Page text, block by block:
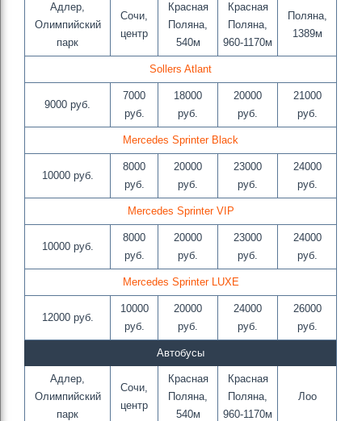
Адлер,
Олимпийский
парк
Сочи,
центр
Красная
Поляна,
540м
Красная
Поляна,
960-1170м
Поляна,
1389м
Sollers Atlant
9000 руб.
7000
руб.
18000
руб.
20000
руб.
21000
руб.
Mercedes Sprinter Black
10000 руб.
8000
руб.
20000
руб.
23000
руб.
24000
руб.
Mercedes Sprinter VIP
10000 руб.
8000
руб.
20000
руб.
23000
руб.
24000
руб.
Mercedes Sprinter LUXE
12000 руб.
10000
руб.
20000
руб.
24000
руб.
26000
руб.
Автобусы
Адлер,
Олимпийский
парк
Сочи,
центр
Красная
Поляна,
540м
Красная
Поляна,
960-1170м
Лоо